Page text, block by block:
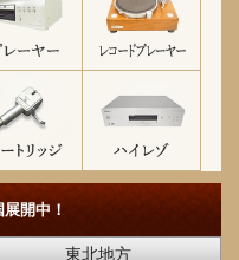
開中！
東北地方